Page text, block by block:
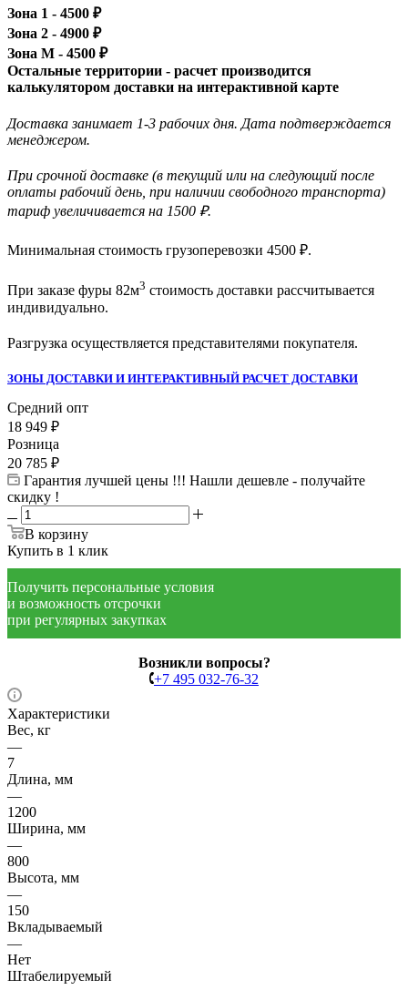
Зона 1 - 4500 ₽
Зона 2 - 4900 ₽
Зона М - 4500 ₽
Остальные территории - расчет производится
калькулятором доставки на интерактивной карте
Доставка занимает 1-3 рабочих дня. Дата подтверждается
менеджером.
При срочной доставке (в текущий или на следующий после
оплаты рабочий день, при наличии свободного транспорта)
тариф увеличивается на 1500 ₽.
Минимальная стоимость грузоперевозки 4500 ₽.
При заказе фуры 82м3 стоимость доставки рассчитывается
индивидуально.
Разгрузка осуществляется представителями покупателя.
ЗОНЫ ДОСТАВКИ И ИНТЕРАКТИВНЫЙ РАСЧЕТ ДОСТАВКИ
Средний опт
18 949 ₽
Розница
20 785 ₽
Гарантия лучшей цены !!! Нашли дешевле - получайте
скидку !
В корзину
Купить в 1 клик
Получить персональные условия
и возможность отсрочки
при регулярных закупках
Возникли вопросы?
+7 495 032-76-32
Характеристики
Вес, кг
—
7
Длина, мм
—
1200
Ширина, мм
—
800
Высота, мм
—
150
Вкладываемый
—
Нет
Штабелируемый